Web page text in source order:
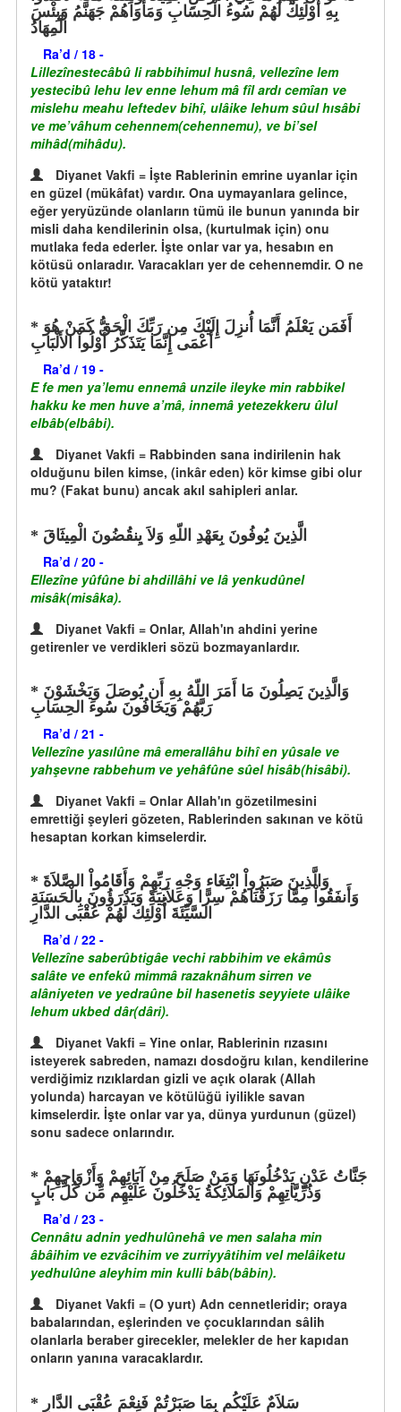
بِهِ أُوْلَئِكَ لَهُمْ سُوءُ الْحِسَابِ وَمَأْوَاهُمْ جَهَنَّمُ وَبِئْسَ
الْمِهَادُ
Ra’d / 18 -
Lillezînestecâbû li rabbihimul husnâ, vellezîne lem
yestecibû lehu lev enne lehum mâ fîl ardı cemîan ve
mislehu meahu leftedev bihî, ulâike lehum sûul hısâbi
ve me’vâhum cehennem(cehennemu), ve bi’sel
mihâd(mihâdu).
Diyanet Vakfi = İşte Rablerinin emrine uyanlar için
en güzel (mükâfat) vardır. Ona uymayanlara gelince,
eğer yeryüzünde olanların tümü ile bunun yanında bir
misli daha kendilerinin olsa, (kurtulmak için) onu
mutlaka feda ederler. İşte onlar var ya, hesabın en
kötüsü onlaradır. Varacakları yer de cehennemdir. O ne
kötü yataktır!
أَعْمَى إِنَّمَا يَتَذَكَّرُ أُوْلُواْ الأَلْبَابِ
Ra’d / 19 -
E fe men ya’lemu ennemâ unzile ileyke min rabbikel
hakku ke men huve a’mâ, innemâ yetezekkeru ûlul
elbâb(elbâbi).
Diyanet Vakfi = Rabbinden sana indirilenin hak
olduğunu bilen kimse, (inkâr eden) kör kimse gibi olur
mu? (Fakat bunu) ancak akıl sahipleri anlar.
الَّذِينَ يُوفُونَ بِعَهْدِ اللّهِ وَلاَ يِنقُضُونَ الْمِيثَاقَ
Ra’d / 20 -
Ellezîne yûfûne bi ahdillâhi ve lâ yenkudûnel
misâk(misâka).
Diyanet Vakfi = Onlar, Allah'ın ahdini yerine
getirenler ve verdikleri sözü bozmayanlardır.
رَبَّهُمْ وَيَخَافُونَ سُوءَ الحِسَابِ
Ra’d / 21 -
Vellezîne yasılûne mâ emerallâhu bihî en yûsale ve
yahşevne rabbehum ve yehâfûne sûel hisâb(hisâbi).
Diyanet Vakfi = Onlar Allah'ın gözetilmesini
emrettiği şeyleri gözeten, Rablerinden sakınan ve kötü
hesaptan korkan kimselerdir.
وَأَنفَقُواْ مِمَّا رَزَقْنَاهُمْ سِرًّا وَعَلاَنِيَةً وَيَدْرَؤُونَ بِالْحَسَنَةِ
السَّيِّئَةَ أُوْلَئِكَ لَهُمْ عُقْبَى الدَّارِ
Ra’d / 22 -
Vellezîne saberûbtigâe vechi rabbihim ve ekâmûs
salâte ve enfekû mimmâ razaknâhum sirren ve
alâniyeten ve yedraûne bil hasenetis seyyiete ulâike
lehum ukbed dâr(dâri).
Diyanet Vakfi = Yine onlar, Rablerinin rızasını
isteyerek sabreden, namazı dosdoğru kılan, kendilerine
verdiğimiz rızıklardan gizli ve açık olarak (Allah
yolunda) harcayan ve kötülüğü iyilikle savan
kimselerdir. İşte onlar var ya, dünya yurdunun (güzel)
sonu sadece onlarındır.
وَذُرِّيَّاتِهِمْ وَالمَلاَئِكَةُ يَدْخُلُونَ عَلَيْهِم مِّن كُلِّ بَابٍ
Ra’d / 23 -
Cennâtu adnin yedhulûnehâ ve men salaha min
âbâihim ve ezvâcihim ve zurriyyâtihim vel melâiketu
yedhulûne aleyhim min kulli bâb(bâbin).
Diyanet Vakfi = (O yurt) Adn cennetleridir; oraya
babalarından, eşlerinden ve çocuklarından sâlih
olanlarla beraber girecekler, melekler de her kapıdan
onların yanına varacaklardır.
سَلاَمٌ عَلَيْكُم بِمَا صَبَرْتُمْ فَنِعْمَ عُقْبَى الدَّارِ